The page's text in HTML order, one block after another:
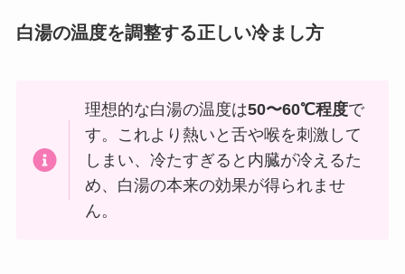
白湯の温度を調整する正しい冷まし方
理想的な白湯の温度は50〜60℃程度で
す。これより熱いと舌や喉を刺激して
しまい、冷たすぎると内臓が冷えるた
め、白湯の本来の効果が得られませ
ん。